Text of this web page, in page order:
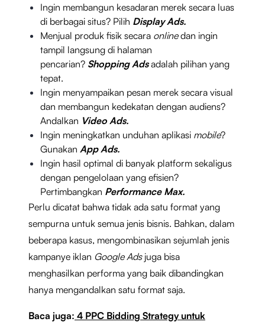
Ingin membangun kesadaran merek secara luas
di berbagai situs? Pilih Display Ads.
Menjual produk fisik secara onlinedan ingin
tampil langsung di halaman
pencarian? Shopping Adsadalah pilihan yang
tepat.
Ingin menyampaikan pesan merek secara visual
dan membangun kedekatan dengan audiens?
Andalkan Video Ads.
Ingin meningkatkan unduhan aplikasi mobile?
Gunakan App Ads.
Ingin hasil optimal di banyak platform sekaligus
dengan pengelolaan yang efisien?
Pertimbangkan Performance Max.
Perlu dicatat bahwa tidak ada satu format yang
sempurna untuk semua jenis bisnis. Bahkan, dalam
beberapa kasus, mengombinasikan sejumlah jenis
kampanye iklan Google Adsjuga bisa
menghasilkan performa yang baik dibandingkan
hanya mengandalkan satu format saja.
Baca juga: 4 PPC Bidding Strategy untuk